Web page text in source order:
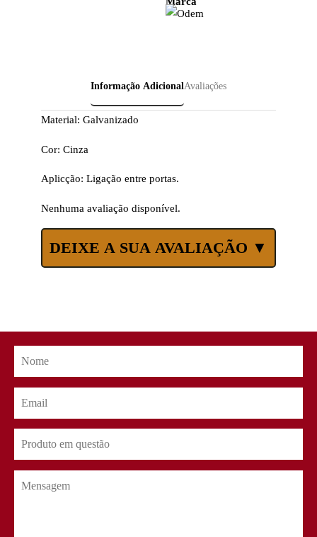
Informação AdicionalAvaliações
Material: Galvanizado
Cor: Cinza
Aplicção: Ligação entre portas.
Nenhuma avaliação disponível.
DEIXE A SUA AVALIAÇÃO ▼